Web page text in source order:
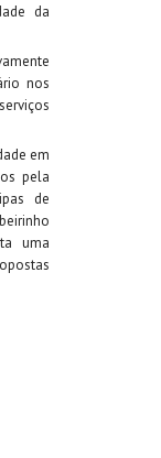
da
nos
em
pela
de
uma